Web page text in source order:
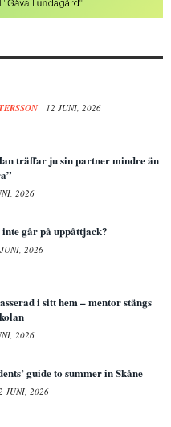
12 JUNI, 2026
träffar ju sin partner mindre än
2026
går på uppåttjack?
2026
i sitt hem – mentor stängs
2026
guide to summer in Skåne
JUNI, 2026